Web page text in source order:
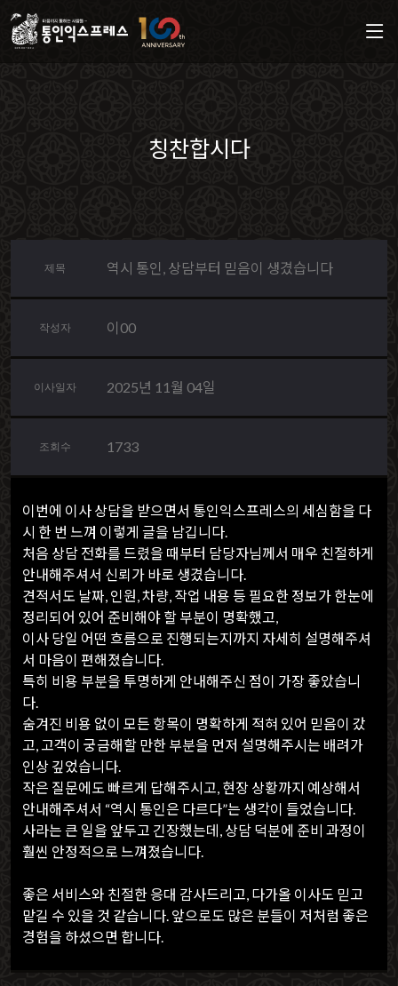
칭찬합시다
제목 역시 통인, 상담부터 믿음이 생겼습니다
작성자 이00
이사일자 2025년 11월 04일
조회수 1733
이번에 이사 상담을 받으면서 통인익스프레스의 세심함을 다
시 한 번 느껴 이렇게 글을 남깁니다.
처음 상담 전화를 드렸을 때부터 담당자님께서 매우 친절하게
안내해주셔서 신뢰가 바로 생겼습니다.
견적서도 날짜, 인원, 차량, 작업 내용 등 필요한 정보가 한눈에
정리되어 있어 준비해야 할 부분이 명확했고,
이사 당일 어떤 흐름으로 진행되는지까지 자세히 설명해주셔
서 마음이 편해졌습니다.
특히 비용 부분을 투명하게 안내해주신 점이 가장 좋았습니
다.
숨겨진 비용 없이 모든 항목이 명확하게 적혀 있어 믿음이 갔
고, 고객이 궁금해할 만한 부분을 먼저 설명해주시는 배려가
인상 깊었습니다.
작은 질문에도 빠르게 답해주시고, 현장 상황까지 예상해서
안내해주셔서 “역시 통인은 다르다”는 생각이 들었습니다.
사라는 큰 일을 앞두고 긴장했는데, 상담 덕분에 준비 과정이
훨씬 안정적으로 느껴졌습니다.
좋은 서비스와 친절한 응대 감사드리고, 다가올 이사도 믿고
맡길 수 있을 것 같습니다. 앞으로도 많은 분들이 저처럼 좋은
경험을 하셨으면 합니다.